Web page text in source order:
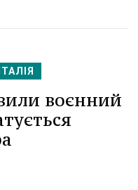
ІТАЛІЯ
воєнний